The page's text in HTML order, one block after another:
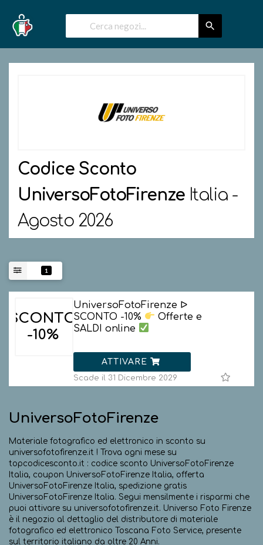
Codice Sconto
UniversoFotoFirenze Italia -
Agosto 2026
1
SCONTO
-10%
UniversoFotoFirenze ᐅ
SCONTO -10%
Offerte e
SALDI online
ATTIVARE
Scade il 31 Dicembre 2029
UniversoFotoFirenze
Materiale fotografico ed elettronico in sconto su
universofotofirenze.it ! Trova ogni mese su
topcodicesconto.it : codice sconto UniversoFotoFirenze
Italia, coupon UniversoFotoFirenze Italia, offerta
UniversoFotoFirenze Italia, spedizione gratis
UniversoFotoFirenze Italia. Segui mensilmente i risparmi che
puoi attivare su universofotofirenze.it. Universo Foto Firenze
è il negozio al dettaglio del distributore di materiale
fotografico ed elettronico Toscana Foto Service, presente
sul territorio italiano da oltre 20 Anni.